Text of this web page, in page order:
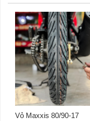
Vỏ Maxxis 80/90-17